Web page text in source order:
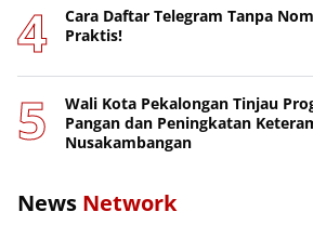
Cara Daftar Telegram Tanpa
Praktis!
Wali Kota Pekalongan Tinjau
Pangan dan Peningkatan
Nusakambangan
News Network